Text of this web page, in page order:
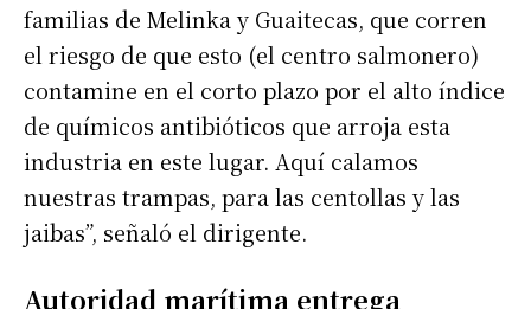
familias de Melinka y Guaitecas, que corren
el riesgo de que esto (el centro salmonero)
contamine en el corto plazo por el alto índice
de químicos antibióticos que arroja esta
industria en este lugar. Aquí calamos
nuestras trampas, para las centollas y las
jaibas”, señaló el dirigente.
Autoridad marítima entrega